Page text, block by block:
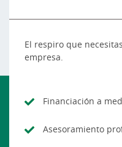
El respiro que
empresa.
Financiación a
Asesoramiento